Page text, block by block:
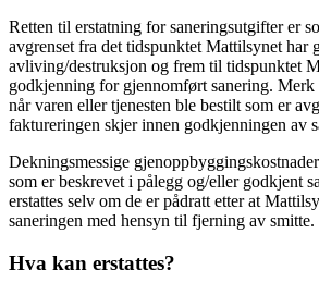
Retten til erstatning for saneringsutgifter er
avgrenset fra det tidspunktet Mattilsynet har
avliving/destruksjon og frem til tidspunktet
godkjenning for gjennomført sanering. Merk
når varen eller tjenesten ble bestilt som er
faktureringen skjer innen godkjenningen av
Dekningsmessige
som er beskrevet i pålegg og/eller godkjent
erstattes selv om de er pådratt etter at
saneringen med hensyn til fjerning av smitte.
Hva kan erstattes?